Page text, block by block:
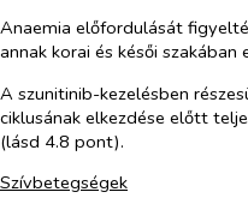
Anaemia előfordulását
annak korai és késői szakában
A szunitinib-kezelésben
ciklusának elkezdése előtt
(lásd 4.8 pont).
Szívbetegségek